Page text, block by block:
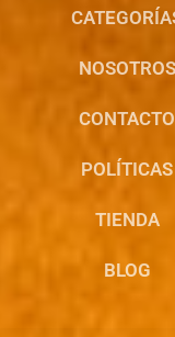
NOSOTROS
CONTACTO
POLÍTICAS
TIENDA
BLOG